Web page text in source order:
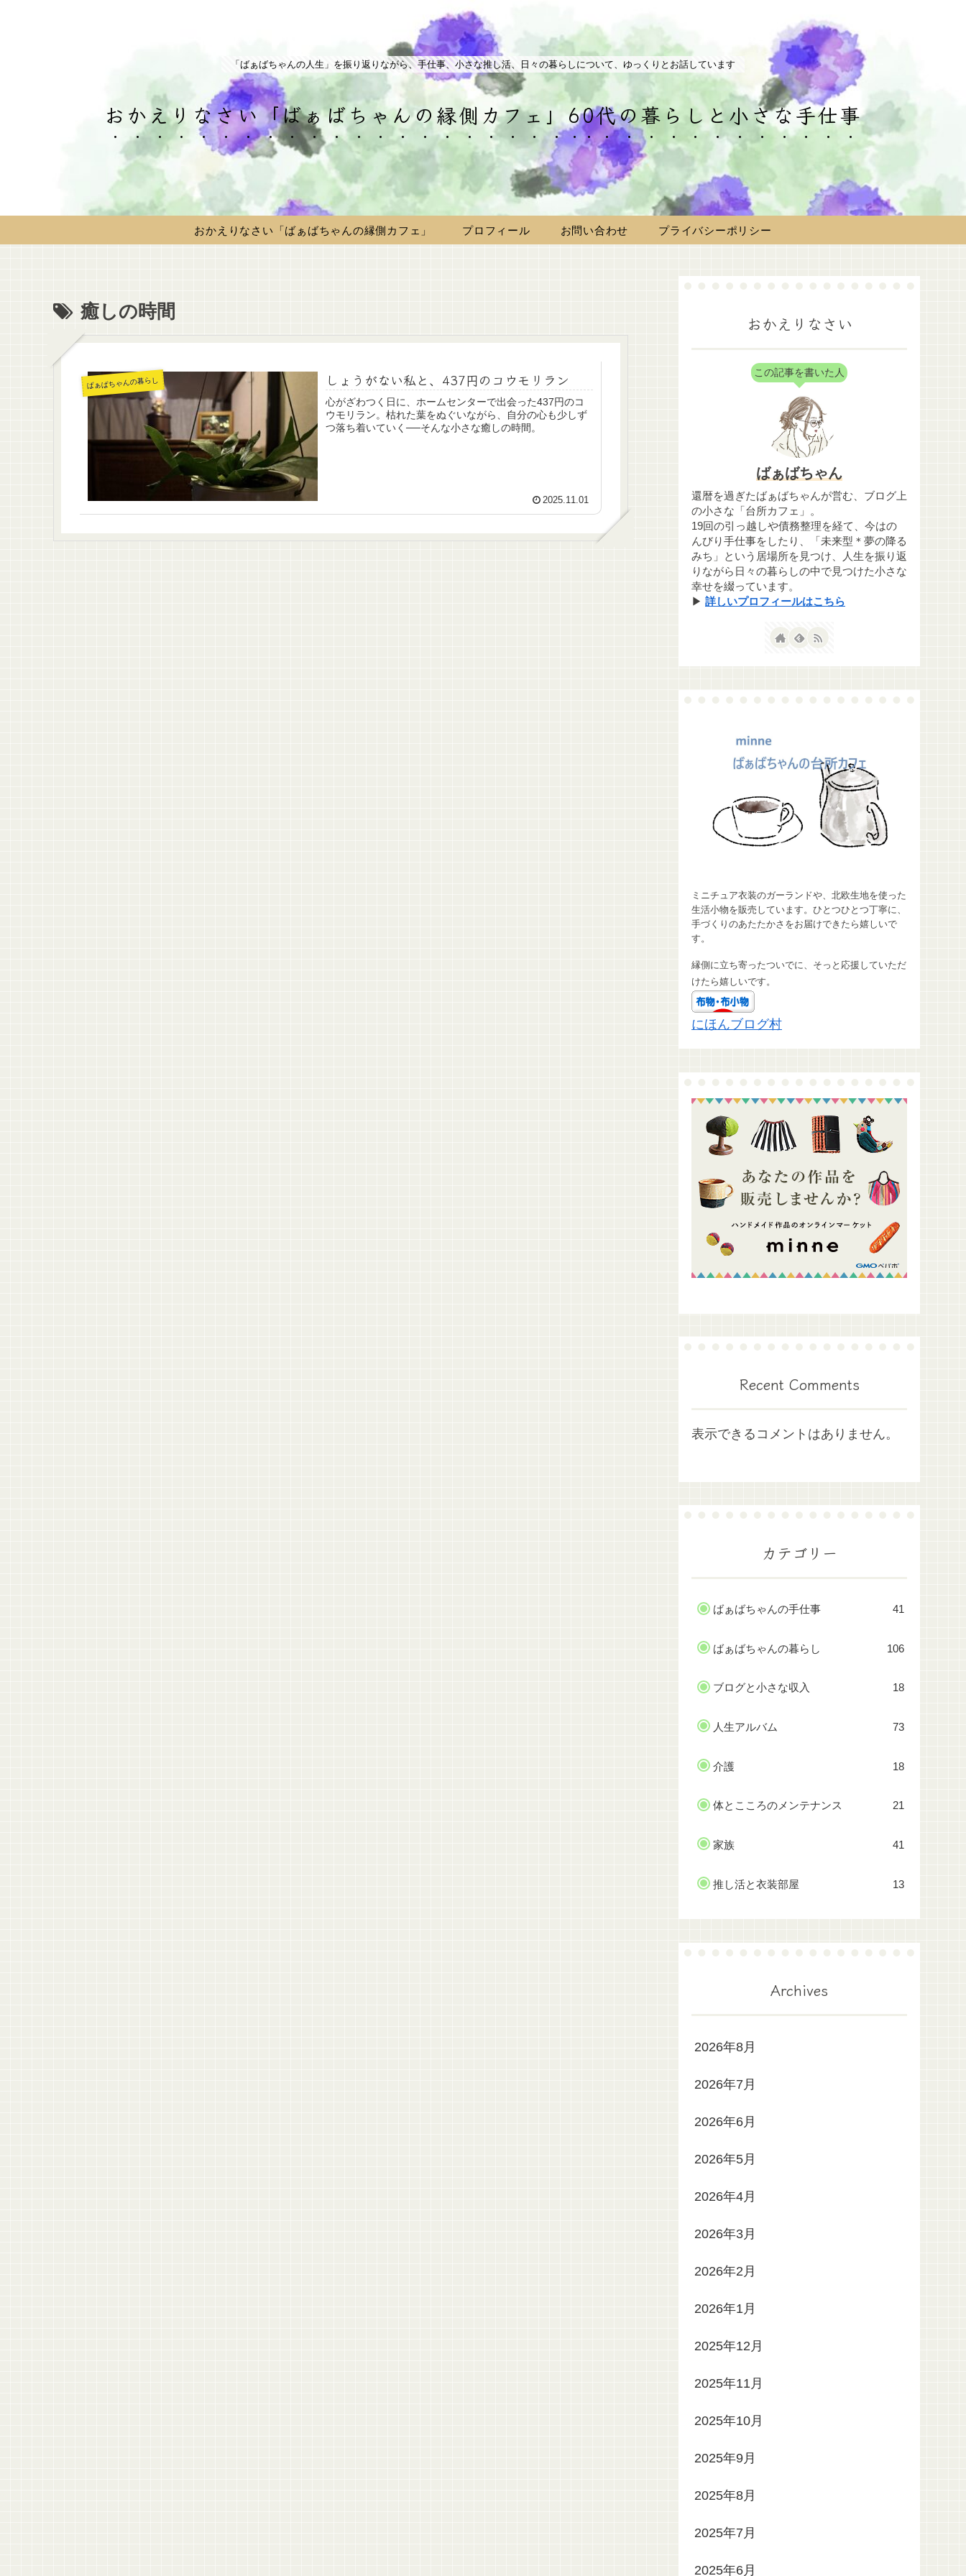
「ばぁばちゃんの人生」を振り返りながら、手仕事、小さな推し活、日々の暮らしについて、ゆっくりとお話しています
おかえりなさい「ばぁばちゃんの縁側カフェ」60代の暮らしと小さな手仕事
おかえりなさい「ばぁばちゃんの縁側カフェ」 プロフィール お問い合わせ プライバシーポリシー
癒しの時間
ばぁばちゃんの暮らし しょうがない私と、437円のコウモリラン
心がざわつく日に、ホームセンターで出会った437円のコ
ウモリラン。枯れた葉をぬぐいながら、自分の心も少しず
つ落ち着いていく──そんな小さな癒しの時間。
2025.11.01
おかえりなさい
この記事を書いた人
ばぁばちゃん
還暦を過ぎたばぁばちゃんが営む、ブログ上
の小さな「台所カフェ」。
19回の引っ越しや債務整理を経て、今はの
んびり手仕事をしたり、「未来型＊夢の降る
みち」という居場所を見つけ、人生を振り返
りながら日々の暮らしの中で見つけた小さな
幸せを綴っています。
▶ 詳しいプロフィールはこちら
ミニチュア衣装のガーランドや、北欧生地を使った
生活小物を販売しています。ひとつひとつ丁寧に、
手づくりのあたたかさをお届けできたら嬉しいで
す。
縁側に立ち寄ったついでに、そっと応援していただ
けたら嬉しいです。
にほんブログ村
Recent Comments
表示できるコメントはありません。
カテゴリー
ばぁばちゃんの手仕事 41
ばぁばちゃんの暮らし 106
ブログと小さな収入 18
人生アルバム 73
介護 18
体とこころのメンテナンス 21
家族 41
推し活と衣装部屋 13
Archives
2026年8月
2026年7月
2026年6月
2026年5月
2026年4月
2026年3月
2026年2月
2026年1月
2025年12月
2025年11月
2025年10月
2025年9月
2025年8月
2025年7月
2025年6月